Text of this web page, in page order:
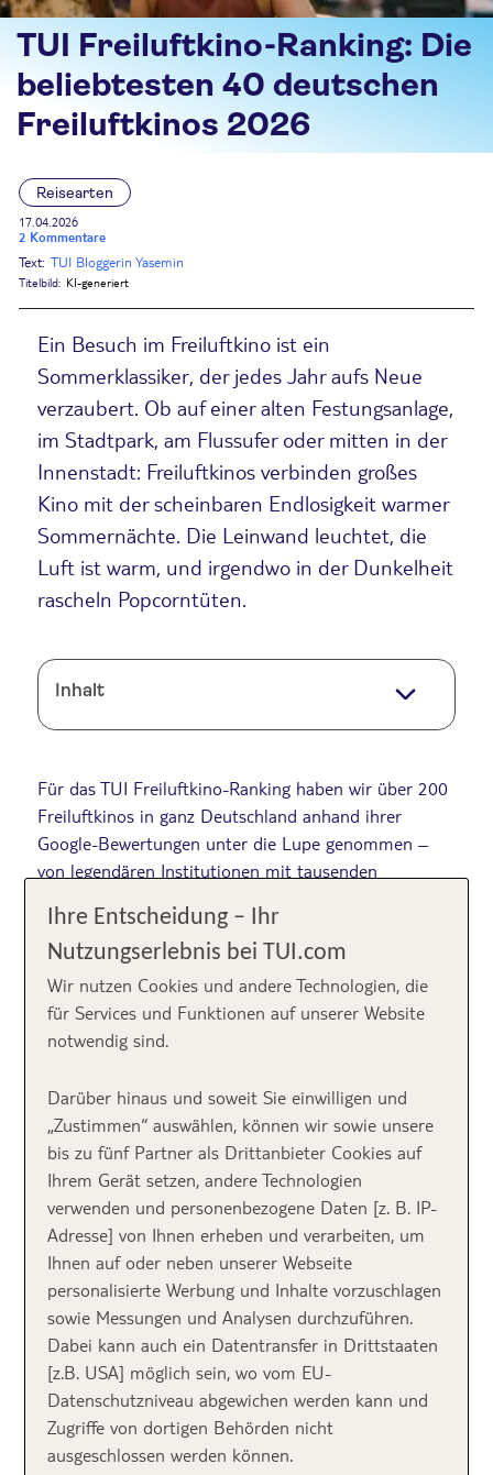
TUI Freiluftkino-Ranking: Die
beliebtesten 40 deutschen
Freiluftkinos 2026
Reisearten
17.04.2026
2 Kommentare
Text: TUI Bloggerin Yasemin
Titelbild: KI-generiert
Ein Besuch im Freiluftkino ist ein
Sommerklassiker, der jedes Jahr aufs Neue
verzaubert. Ob auf einer alten Festungsanlage,
im Stadtpark, am Flussufer oder mitten in der
Innenstadt: Freiluftkinos verbinden großes
Kino mit der scheinbaren Endlosigkeit warmer
Sommernächte. Die Leinwand leuchtet, die
Luft ist warm, und irgendwo in der Dunkelheit
rascheln Popcorntüten.
Inhalt
Für das TUI Freiluftkino-Ranking haben wir über 200
Freiluftkinos in ganz Deutschland anhand ihrer
Google-Bewertungen unter die Lupe genommen –
von legendären Institutionen mit tausenden
der Provinz. Lass dich inspirieren – ob für den
nächsten Freiluftkino-Abend bei dir in der Nähe oder
als Highlight für deinen nächstenDeutschland-Trip.
Das sind die Top 40
Freiluftkinos
Deutschlands
Im Rahmen unseres Rankings haben wir die Top 40
der beliebtesten Open-Air-Kinos Deutschlands gekürt
und in einer filterbaren Tabelle aufbereitet. Dort
siehst du auf einen Blick, welche Freiluftkinos
besonders beliebt sind, inklusive finalemFreiluftkino-
Beliebtheits-Score,der sich aus durchschnittlicher
Sternebewertung, Anteil der 5‑Sterne‑Bewertungen
und Anzahl der Bewertungen zusammensetzt. Wähle
einfach dein Bundesland aus oder suche nach deiner
Stadt, um deinen nächsten Kinoabend unter freiem
Ihre Entscheidung – Ihr
Nutzungserlebnis bei TUI.com
Wir nutzen Cookies und andere Technologien, die
für Services und Funktionen auf unserer Website
notwendig sind.
Darüber hinaus und soweit Sie einwilligen und
„Zustimmen“ auswählen, können wir sowie unsere
bis zu fünf Partner als Drittanbieter Cookies auf
Ihrem Gerät setzen, andere Technologien
verwenden und personenbezogene Daten [z. B. IP-
Adresse] von Ihnen erheben und verarbeiten, um
Ihnen auf oder neben unserer Webseite
personalisierte Werbung und Inhalte vorzuschlagen
sowie Messungen und Analysen durchzuführen.
Dabei kann auch ein Datentransfer in Drittstaaten
[z.B. USA] möglich sein, wo vom EU-
Datenschutzniveau abgewichen werden kann und
Zugriffe von dortigen Behörden nicht
ausgeschlossen werden können.